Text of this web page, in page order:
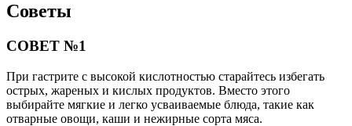
Советы
СОВЕТ №1
При гастрите с высокой кислотностью старайтесь избегать
острых, жареных и кислых продуктов. Вместо этого
выбирайте мягкие и легко усваиваемые блюда, такие как
отварные овощи, каши и нежирные сорта мяса.